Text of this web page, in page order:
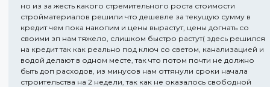
но из за жесть какого стремительного роста стоимости
стройматериалов решили что дешевле за текущую сумму в
кредит чем пока накопим и цены вырастут, цены догнать со
своими зп нам тяжело, слишком быстро растут( здесь решился
на кредит так как реально под ключ со светом, канализацией и
водой делают в одном месте, так что потом почти не должно
быть доп расходов, из минусов нам оттянули сроки начала
строительства на 2 недели, так как не оказалось свободной